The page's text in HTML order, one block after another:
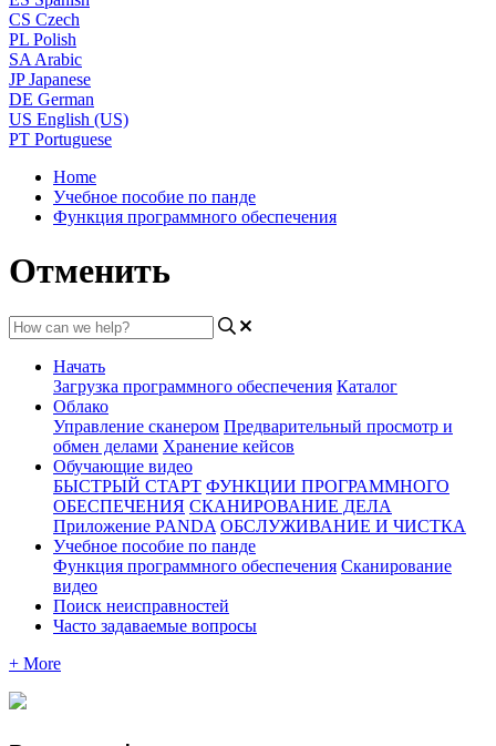
CS Czech
PL Polish
SA Arabic
JP Japanese
DE German
US English (US)
PT Portuguese
Home
Учебное пособие по панде
Функция программного обеспечения
Отменить
Начать
Загрузка программного обеспечения Каталог
Облако
Управление сканером Предварительный просмотр и
обмен делами Хранение кейсов
Обучающие видео
БЫСТРЫЙ СТАРТ ФУНКЦИИ ПРОГРАММНОГО
ОБЕСПЕЧЕНИЯ СКАНИРОВАНИЕ ДЕЛА
Приложение PANDA ОБСЛУЖИВАНИЕ И ЧИСТКА
Учебное пособие по панде
Функция программного обеспечения Сканирование
видео
Поиск неисправностей
Часто задаваемые вопросы
+ More